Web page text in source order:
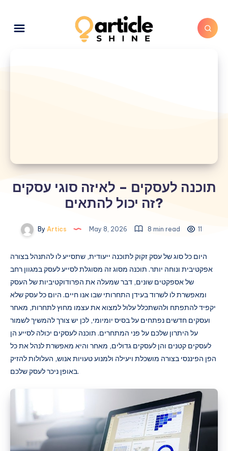
תוכנה לעסקים – לאיזה סוגי עסקים
זה יכול להתאים?
By Artics May 8, 2026 8 min read 11
היום כל סוג של עסק זקוק לתוכנה ייעודית, שתסייע לו להתנהל בצורה
אפקטיבית ונוחה יותר. תוכנה מסוג זה מסוגלת לסייע לעסק במגוון רחב
של אספקטים שונים, דבר שמעלה את הפרודוקטיביות של העסק
ומאפשרת לו לשרוד בעידן התחרותי שבו אנו חיים. היום כל עסק שלא
יקפיד להתפתח ולהשתכלל עלול למצוא את עצמו מחוץ לתחרות, מאחר
ועסקים חדשים נפתחים על בסיס יומיומי, לכן יש צורך להמשיך לשמור
על היתרון שלכם על פני המתחרים. תוכנה לעסקים יכולה לסייע הן
לעסקים קטנים והן לעסקים גדולים, מאחר והיא מאפשרת לנהל את כל
הפן הפיננסי בצורה מושכלת ויעילה ולמנוע טעויות אנוש, העלולות להזיק
באופן ניכר לעסק שלכם.